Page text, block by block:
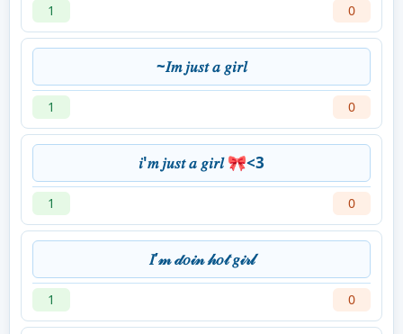
1 0
~𝐼𝑚 𝑗𝑢𝑠𝑡 𝑎 𝑔𝑖𝑟𝑙
1 0
𝑖'𝑚 𝑗𝑢𝑠𝑡 𝑎 𝑔𝑖𝑟𝑙 🎀<3
1 0
𝐼’𝓂 𝒹𝑜𝒾𝓃 𝒽𝑜𝓉 𝑔𝒾𝓇𝓁
1 0